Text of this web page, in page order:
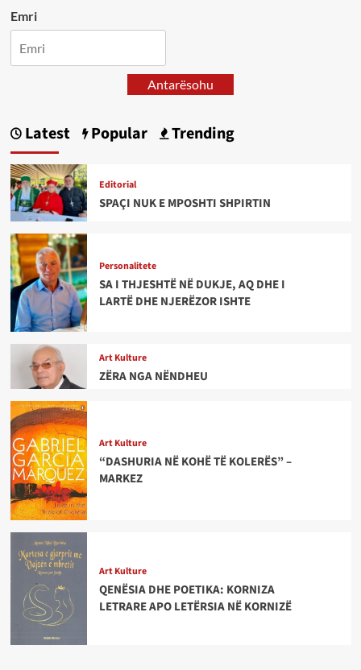
Emri
Antarësohu
Latest Popular Trending
Editorial
SPAÇI NUK E MPOSHTI SHPIRTIN
Personalitete
SA I THJESHTË NË DUKJE, AQ DHE I
LARTË DHE NJERËZOR ISHTE
Art Kulture
ZËRA NGA NËNDHEU
Art Kulture
“DASHURIA NË KOHË TË KOLERËS” –
MARKEZ
Art Kulture
QENËSIA DHE POETIKA: KORNIZA
LETRARE APO LETËRSIA NË KORNIZË